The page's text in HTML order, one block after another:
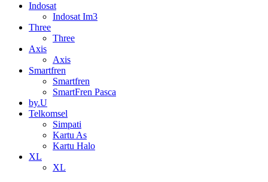
Indosat
Indosat Im3
Three
Three
Axis
Axis
Smartfren
Smartfren
SmartFren Pasca
by.U
Telkomsel
Simpati
Kartu As
Kartu Halo
XL
XL